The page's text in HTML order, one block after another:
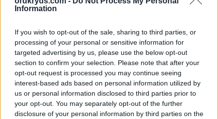
Information
If you wish to opt-out of the sale, sharing to third parties, or
processing of your personal or sensitive information for
targeted advertising by us, please use the below opt-out
section to confirm your selection. Please note that after your
opt-out request is processed you may continue seeing
interest-based ads based on personal information utilized by
us or personal information disclosed to third parties prior to
your opt-out. You may separately opt-out of the further
disclosure of your personal information by third parties on the
alle bogstaverne fra
puslespillet:
Søg
efter
bogstaver.
Indtast
alle
bogstaverne
Vælg dit puslespil:
Puslespil ikke fundet.